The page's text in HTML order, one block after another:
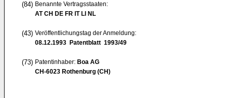
(84) Benannte Vertragsstaaten:
AT CH DE FR IT LI NL
(43) Veröffentlichungstag der Anmeldung:
08.12.1993 Patentblatt 1993/49
(73) Patentinhaber: Boa AG
CH-6023 Rothenburg (CH)